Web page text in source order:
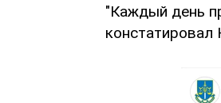
"Каждый день
констатировал